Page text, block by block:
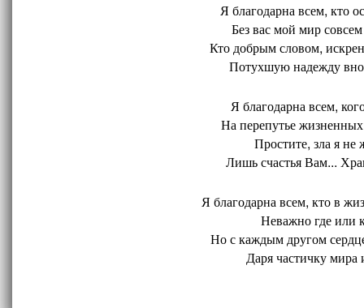
Я благодарна всем, кто
Без вас мой мир
Кто добрым словом,
Потухшую надежду
Я благодарна всем,
На перепутье
Простите, зла я не
Лишь счастья Вам...
Я благодарна всем, кто в
Неважно где или
Но с каждым другом
Даря частичку мира